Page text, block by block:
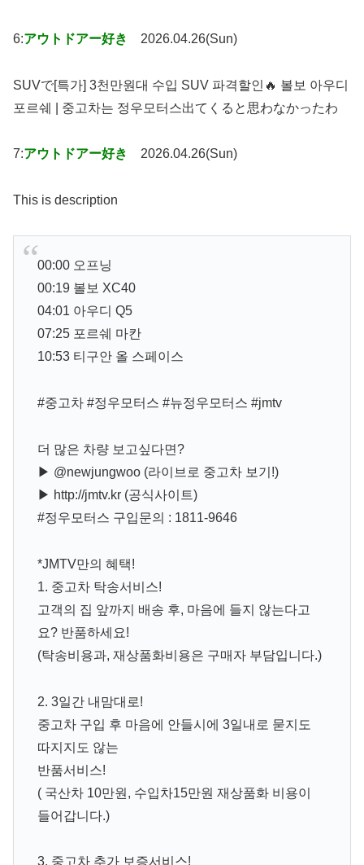
6:アウトドアー好き 2026.04.26(Sun)
SUVで[특가] 3천만원대 수입 SUV 파격할인🔥 볼보 아우디
포르쉐 | 중고차는 정우모터스出てくると思わなかったわ
7:アウトドアー好き 2026.04.26(Sun)
This is description
00:00 오프닝
00:19 볼보 XC40
04:01 아우디 Q5
07:25 포르쉐 마칸
10:53 티구안 올 스페이스
#중고차 #정우모터스 #뉴정우모터스 #jmtv
더 많은 차량 보고싶다면?
▶ ⁨@newjungwoo⁩ (라이브로 중고차 보기!)
▶ http://jmtv.kr (공식사이트)
#정우모터스 구입문의 : 1811-9646
*JMTV만의 혜택!
1. 중고차 탁송서비스!
고객의 집 앞까지 배송 후, 마음에 들지 않는다고
요? 반품하세요!
(탁송비용과, 재상품화비용은 구매자 부담입니다.)
2. 3일간 내맘대로!
중고차 구입 후 마음에 안들시에 3일내로 묻지도
따지지도 않는
반품서비스!
( 국산차 10만원, 수입차15만원 재상품화 비용이
들어갑니다.)
3. 중고차 추가 보증서비스!